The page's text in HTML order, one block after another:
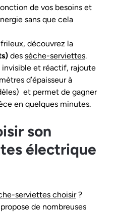
de vos besoins et
sans que cela
découvrez la
des sèche-serviettes.
et réactif, rajoute
d’épaisseur à
et permet de gagner
en quelques minutes.
son
électrique
serviettes choisir?
de nombreuses